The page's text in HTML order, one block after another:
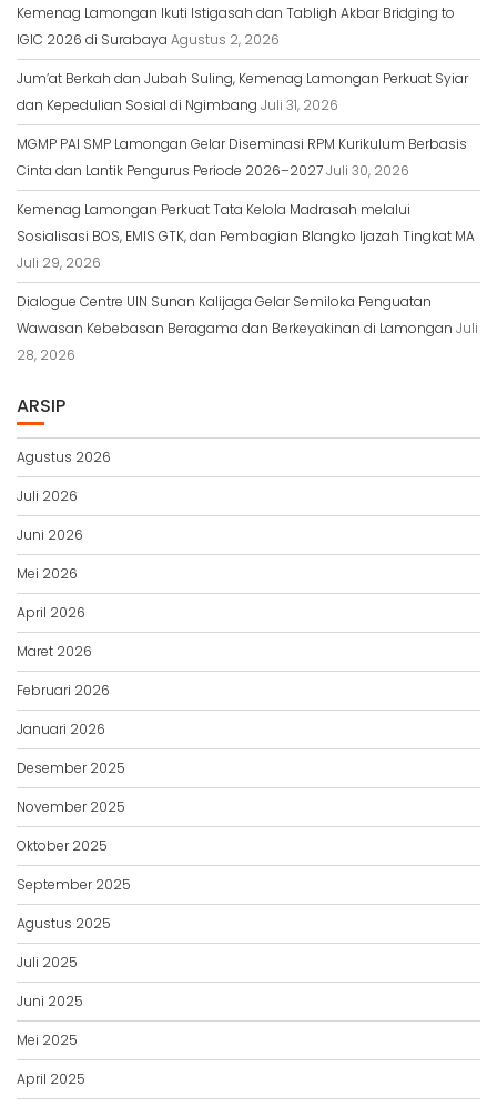
Kemenag Lamongan Ikuti Istigasah dan Tabligh Akbar Bridging to
IGIC 2026 di Surabaya Agustus 2, 2026
Jum’at Berkah dan Jubah Suling, Kemenag Lamongan Perkuat Syiar
dan Kepedulian Sosial di Ngimbang Juli 31, 2026
MGMP PAI SMP Lamongan Gelar Diseminasi RPM Kurikulum Berbasis
Cinta dan Lantik Pengurus Periode 2026–2027Juli 30, 2026
Kemenag Lamongan Perkuat Tata Kelola Madrasah melalui
Sosialisasi BOS, EMIS GTK, dan Pembagian Blangko Ijazah Tingkat MA
Juli 29, 2026
Dialogue Centre UIN Sunan Kalijaga Gelar Semiloka Penguatan
Wawasan Kebebasan Beragama dan Berkeyakinan di Lamongan Juli
28, 2026
ARSIP
Agustus 2026
Juli 2026
Juni 2026
Mei 2026
April 2026
Maret 2026
Februari 2026
Januari 2026
Desember 2025
November 2025
Oktober 2025
September 2025
Agustus 2025
Juli 2025
Juni 2025
Mei 2025
April 2025